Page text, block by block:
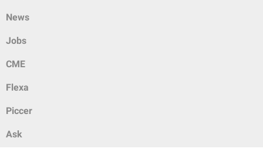
News
Jobs
CME
Flexa
Piccer
Ask